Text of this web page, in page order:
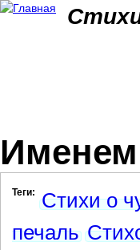
Именем
Теги: Стихи о
печаль